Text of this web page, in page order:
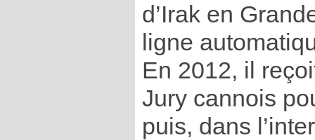
d’Irak en
ligne
En 2012, il
Jury cannois
puis, dans